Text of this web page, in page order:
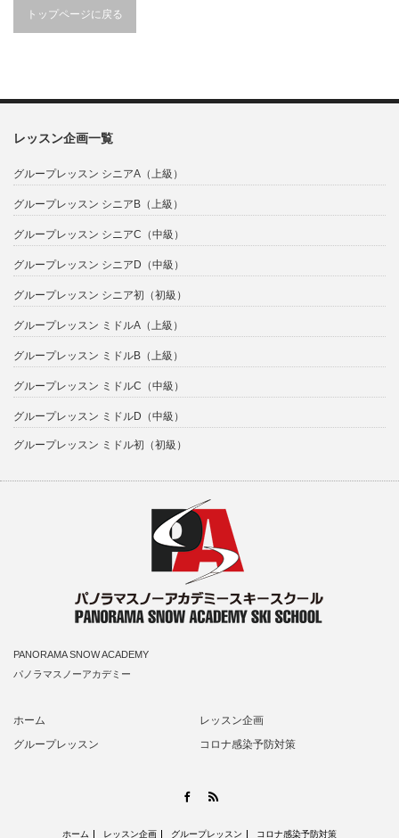
トップページに戻る
レッスン企画一覧
グループレッスン シニアA（上級）
グループレッスン シニアB（上級）
グループレッスン シニアC（中級）
グループレッスン シニアD（中級）
グループレッスン シニア初（初級）
グループレッスン ミドルA（上級）
グループレッスン ミドルB（上級）
グループレッスン ミドルC（中級）
グループレッスン ミドルD（中級）
グループレッスン ミドル初（初級）
PANORAMA SNOW ACADEMY
パノラマスノーアカデミー
ホーム
レッスン企画
グループレッスン
コロナ感染予防対策
Facebook
ホーム レッスン企画 グループレッスン コロナ感染予防対策